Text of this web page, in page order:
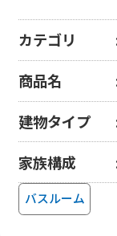
カテゴリ
商品名
建物タイプ
家族構成
バスルーム